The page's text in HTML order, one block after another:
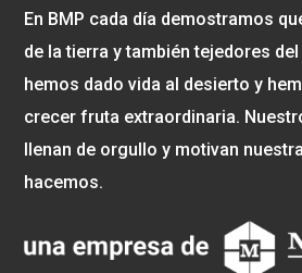
En BMP cada día demostramos
de la tierra y también tejedores
hemos dado vida al desierto y
crecer fruta extraordinaria.
llenan de orgullo y motivan
hacemos.